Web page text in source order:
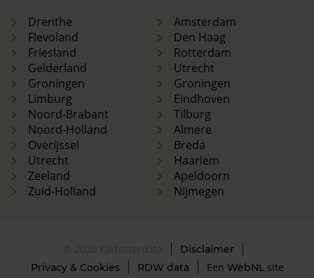
Drenthe
Flevoland
Friesland
Gelderland
Groningen
Limburg
Noord-Brabant
Noord-Holland
Overijssel
Utrecht
Zeeland
Zuid-Holland
Amsterdam
Den Haag
Rotterdam
Utrecht
Groningen
Eindhoven
Tilburg
Almere
Breda
Haarlem
Apeldoorn
Nijmegen
Disclaimer
Privacy & Cookies
RDW data Een WebNLsite